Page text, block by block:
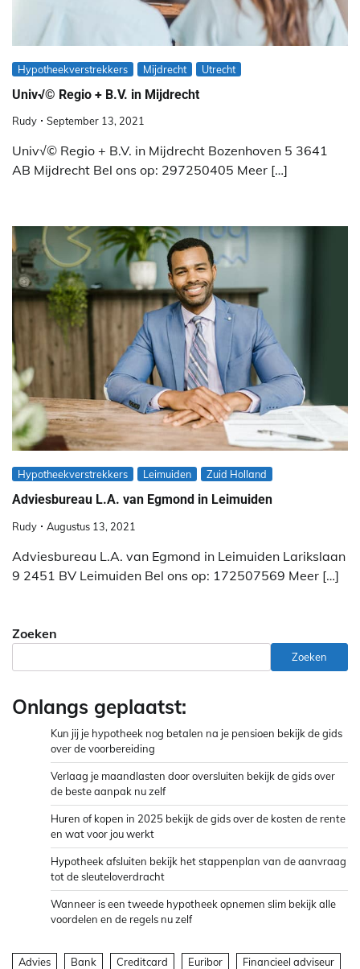
Hypotheekverstrekkers Mijdrecht Utrecht
Univ√© Regio + B.V. in Mijdrecht
Rudy September 13, 2021
Univ√© Regio + B.V. in Mijdrecht Bozenhoven 5 3641
AB Mijdrecht Bel ons op: 297250405 Meer […]
Hypotheekverstrekkers Leimuiden Zuid Holland
Adviesbureau L.A. van Egmond in Leimuiden
Rudy Augustus 13, 2021
Adviesbureau L.A. van Egmond in Leimuiden Larikslaan
9 2451 BV Leimuiden Bel ons op: 172507569 Meer […]
Zoeken
Zoeken
Onlangs geplaatst:
Kun jij je hypotheek nog betalen na je pensioen bekijk de gids
over de voorbereiding
Verlaag je maandlasten door oversluiten bekijk de gids over
de beste aanpak nu zelf
Huren of kopen in 2025 bekijk de gids over de kosten de rente
en wat voor jou werkt
Hypotheek afsluiten bekijk het stappenplan van de aanvraag
tot de sleuteloverdracht
Wanneer is een tweede hypotheek opnemen slim bekijk alle
voordelen en de regels nu zelf
Advies Bank Creditcard Euribor
Financieel adviseur